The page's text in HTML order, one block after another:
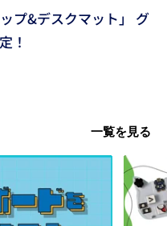
プ&デスクマット」 グ
！
一覧を見る